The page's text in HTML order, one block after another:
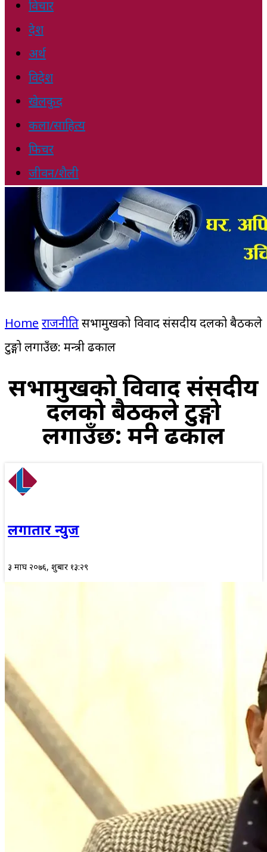
विचार
देश
अर्थ
विदेश
खेलकुद
कला/साहित्य
फिचर
जीवन/शैली
Home राजनीतिसभामुखको विवाद संसदीय दलको बैठकले
टुङ्गो लगाउँछ: मन्त्री ढकाल
सभामुखको विवाद संसदीय
दलको बैठकले टुङ्गो
लगाउँछ: मन्त्री ढकाल
लगातार न्युज
३ माघ २०७६, शुक्रबार १३:२९